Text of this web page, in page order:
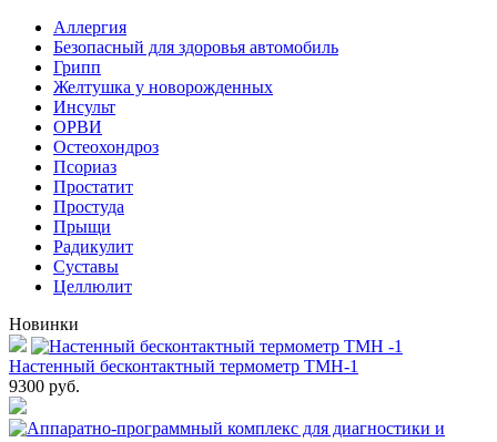
Аллергия
Безопасный для здоровья автомобиль
Грипп
Желтушка у новорожденных
Инсульт
ОРВИ
Остеохондроз
Пcориаз
Простатит
Простуда
Прыщи
Радикулит
Суставы
Целлюлит
Новинки
Настенный бесконтактный термометр ТМН-1
9300 руб.